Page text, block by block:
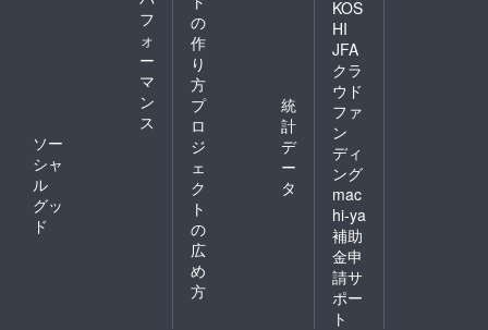
フ
ォ
ー
マ
ン
ス
ソー
シャ
ル
グッ
ド
の
作
り
方
プ
ロ
ジ
ェ
ク
ト
の
広
め
方
統
計
デ
ー
タ
KOS
HI
JFA
クラ
ウド
ファ
ン
ディ
ング
mac
hi-ya
補助
金申
請サ
ポー
ト